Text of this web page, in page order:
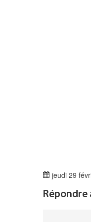
jeudi 29
Répondre